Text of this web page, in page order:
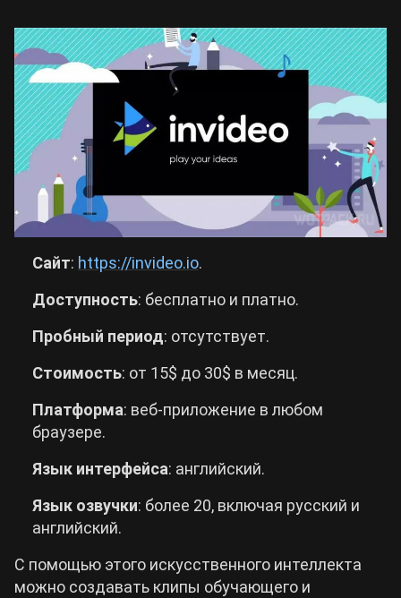
Сайт: https://invideo.io.
Доступность: бесплатно и платно.
Пробный период: отсутствует.
Стоимость: от 15$ до 30$ в месяц.
Платформа: веб-приложение в любом
браузере.
Язык интерфейса: английский.
Язык озвучки: более 20, включая русский и
английский.
С помощью этого искусственного интеллекта
можно создавать клипы обучающего и